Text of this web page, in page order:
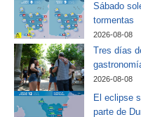
Sábado
tormentas
2026-08-08
Tres días
2026-08-08
El eclipse
parte de